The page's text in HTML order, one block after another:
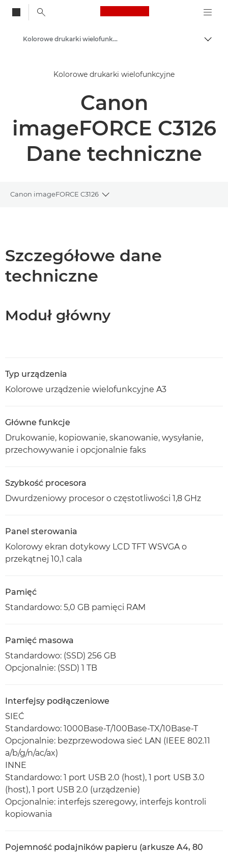
Canon Logo, back
Rozwiązania i usługi
Produkty dla biznesu
Drukarki wielofunkcyjne – urządzenia wielofunkcyjne
Kolorowe drukarki wielofunkcyjne
Kolorowe drukarki wielofunkcyjne
Canon
imageFORCE C3126
Dane techniczne
Canon imageFORCE C3126
Toggle breadcrumbs
Pomoc techniczna
Szczegółowe dane
techniczne
Moduł główny
Typ urządzenia
Kolorowe urządzenie wielofunkcyjne A3
Główne funkcje
Drukowanie, kopiowanie, skanowanie, wysyłanie,
przechowywanie i opcjonalnie faks
Szybkość procesora
Dwurdzeniowy procesor o częstotliwości 1,8 GHz
Panel sterowania
Kolorowy ekran dotykowy LCD TFT WSVGA o
przekątnej 10,1 cala
Pamięć
Standardowo: 5,0 GB pamięci RAM
Pamięć masowa
Standardowo: (SSD) 256 GB
Opcjonalnie: (SSD) 1 TB
Interfejsy podłączeniowe
SIEĆ
Standardowo: 1000Base-T/100Base-TX/10Base-T
Opcjonalnie: bezprzewodowa sieć LAN (IEEE 802.11
a/b/g/n/ac/ax)
INNE
Standardowo: 1 port USB 2.0 (host), 1 port USB 3.0
(host), 1 port USB 2.0 (urządzenie)
Opcjonalnie: interfejs szeregowy, interfejs kontroli
kopiowania
Pojemność podajników papieru (arkusze A4, 80